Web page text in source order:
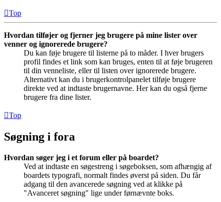
Top
Hvordan tilføjer og fjerner jeg brugere på mine lister over
venner og ignorerede brugere?
Du kan føje brugere til listerne på to måder. I hver brugers
profil findes et link som kan bruges, enten til at føje brugeren
til din venneliste, eller til listen over ignorerede brugere.
Alternativt kan du i brugerkontrolpanelet tilføje brugere
direkte ved at indtaste brugernavne. Her kan du også fjerne
brugere fra dine lister.
Top
Søgning i fora
Hvordan søger jeg i et forum eller på boardet?
Ved at indtaste en søgestreng i søgeboksen, som afhængig af
boardets typografi, normalt findes øverst på siden. Du får
adgang til den avancerede søgning ved at klikke på
"Avanceret søgning" lige under førnævnte boks.